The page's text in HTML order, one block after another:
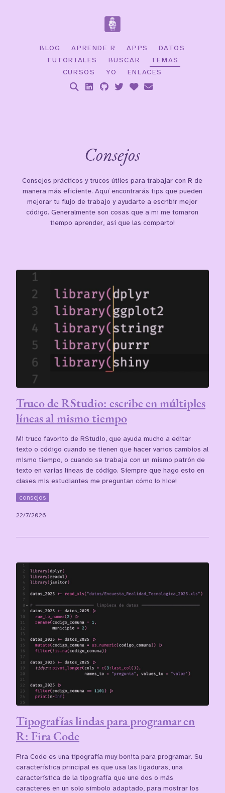
BLOG APRENDE R APPS
DATOS
TUTORIALES
BUSCAR
TEMAS
CURSOS
YO ENLACES
Consejos
Consejos prácticos y trucos útiles para trabajar con R de
manera más eficiente. Aquí encontrarás tips que pueden
mejorar tu flujo de trabajo y ayudarte a escribir mejor
código. Generalmente son cosas que a mi me tomaron
tiempo aprender, así que las comparto!
Truco de RStudio: escribe en múltiples
líneas al mismo tiempo
Mi truco favorito de RStudio, que ayuda mucho a editar
texto o código cuando se tienen que hacer varios cambios al
mismo tiempo, o cuando se trabaja con un mismo patrón de
texto en varias líneas de código. Siempre que hago esto en
clases mis estudiantes me preguntan cómo lo hice!
consejos
22/7/2026
Tipografías lindas para programar en
R: Fira Code
Fira Code es una tipografía muy bonita para programar. Su
característica principal es que usa las ligaduras, una
característica de la tipografía que une dos o más
caracteres en un solo símbolo adaptado, para mostrar los